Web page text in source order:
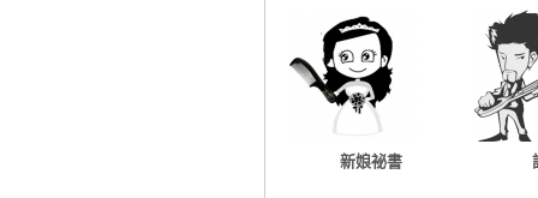
新娘祕書